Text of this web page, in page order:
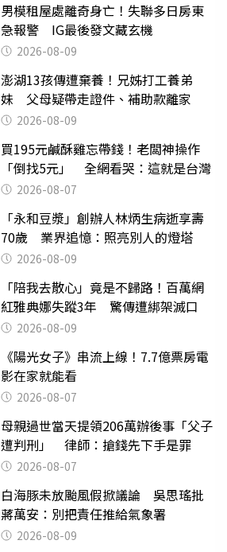
男模租屋處離奇身亡！失聯多日房東
急報警 IG最後發文藏玄機
2026-08-09
澎湖13孩傳遭棄養！兄姊打工養弟
妹 父母疑帶走證件、補助款離家
2026-08-09
買195元鹹酥雞忘帶錢！老闆神操作
「倒找5元」 全網看哭：這就是台灣
2026-08-07
「永和豆漿」創辦人林炳生病逝享壽
70歲 業界追憶：照亮別人的燈塔
2026-08-09
「陪我去散心」竟是不歸路！百萬網
紅雅典娜失蹤3年 驚傳遭綁架滅口
2026-08-09
《陽光女子》串流上線！7.7億票房電
影在家就能看
2026-08-07
母親過世當天提領206萬辦後事「父子
遭判刑」 律師：搶錢先下手是罪
2026-08-07
白海豚未放颱風假掀議論 吳思瑤批
蔣萬安：別把責任推給氣象署
2026-08-09